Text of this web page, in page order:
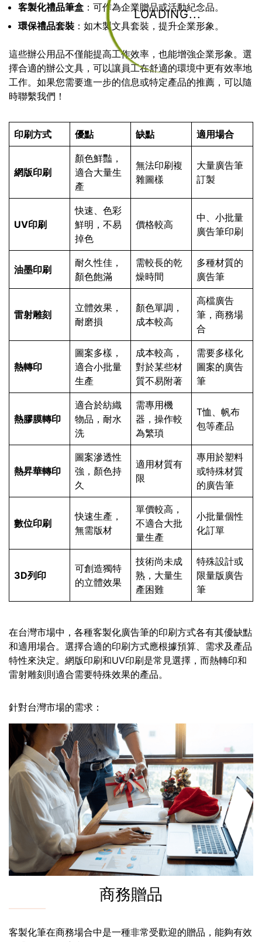
LOADING...
客製化禮品筆盒 ：可作為企業贈品或活動紀念品。
環保禮品套裝 ：如木製文具套裝，提升企業形象。
這些辦公用品不僅能提高工作效率，也能增強企業形象。選
擇合適的辦公文具，可以讓員工在舒適的環境中更有效率地
工作。如果您需要進一步的信息或特定產品的推薦，可以隨
時聯繫我們！
印刷方式 優點 缺點 適用場合
網版印刷
顏色鮮豔，
適合大量生
產
無法印刷複
雜圖樣
大量廣告筆
訂製
UV印刷
快速、色彩
鮮明，不易
掉色
價格較高
中、小批量
廣告筆印刷
油墨印刷
耐久性佳，
顏色飽滿
需較長的乾
燥時間
多種材質的
廣告筆
雷射雕刻
立體效果，
耐磨損
顏色單調，
成本較高
高檔廣告
筆，商務場
合
熱轉印
圖案多樣，
適合小批量
生產
成本較高，
對於某些材
質不易附著
需要多樣化
圖案的廣告
筆
熱膠膜轉印
適合於紡織
物品，耐水
洗
需專用機
器，操作較
為繁瑣
T恤、帆布
包等產品
熱昇華轉印
圖案滲透性
強，顏色持
久
適用材質有
限
專用於塑料
或特殊材質
的廣告筆
數位印刷
快速生產，
無需版材
單價較高，
不適合大批
量生產
小批量個性
化訂單
3D列印
可創造獨特
的立體效果
技術尚未成
熟，大量生
產困難
特殊設計或
限量版廣告
筆
在台灣市場中，各種客製化廣告筆的印刷方式各有其優缺點
和適用場合。選擇合適的印刷方式應根據預算、需求及產品
特性來決定。網版印刷和UV印刷是常見選擇，而熱轉印和
雷射雕刻則適合需要特殊效果的產品。
針對台灣市場的需求：
商務贈品
客製化筆在商務場合中是一種非常受歡迎的贈品，能夠有效